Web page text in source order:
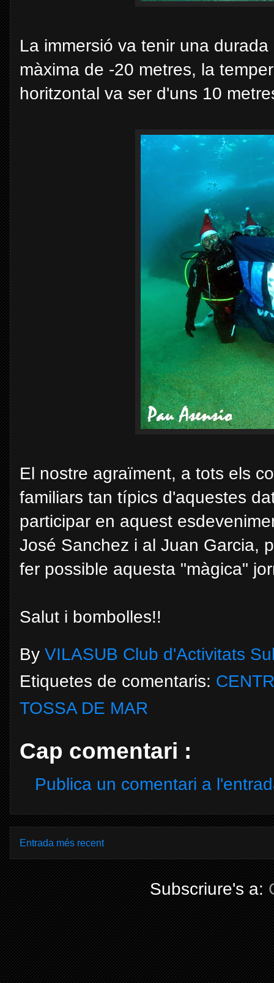
La immersió va tenir una
màxima de -20 metres, la
horitzontal va ser d'uns 10
El nostre agraïment, a tots els
familiars tan típics d'aquestes
participar en aquest
José Sanchez i al Juan Garcia,
fer possible aquesta "màgica"
Salut i bombolles!!
By VILASUB Club d'Activitats
Etiquetes de comentaris:
TOSSA DE MAR
Cap comentari :
Publica un comentari a
Entrada més recent
Subscriure's a: